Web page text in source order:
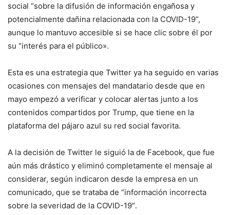
social “sobre la difusión de información engañosa y
potencialmente dañina relacionada con la COVID-19”,
aunque lo mantuvo accesible si se hace clic sobre él por
su “interés para el público».
Esta es una estrategia que Twitter ya ha seguido en varias
ocasiones con mensajes del mandatario desde que en
mayo empezó a verificar y colocar alertas junto a los
contenidos compartidos por Trump, que tiene en la
plataforma del pájaro azul su red social favorita.
A la decisión de Twitter le siguió la de Facebook, que fue
aún más drástico y eliminó completamente el mensaje al
considerar, según indicaron desde la empresa en un
comunicado, que se trataba de “información incorrecta
sobre la severidad de la COVID-19″.